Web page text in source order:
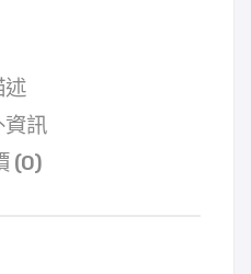
述
資訊
(0)